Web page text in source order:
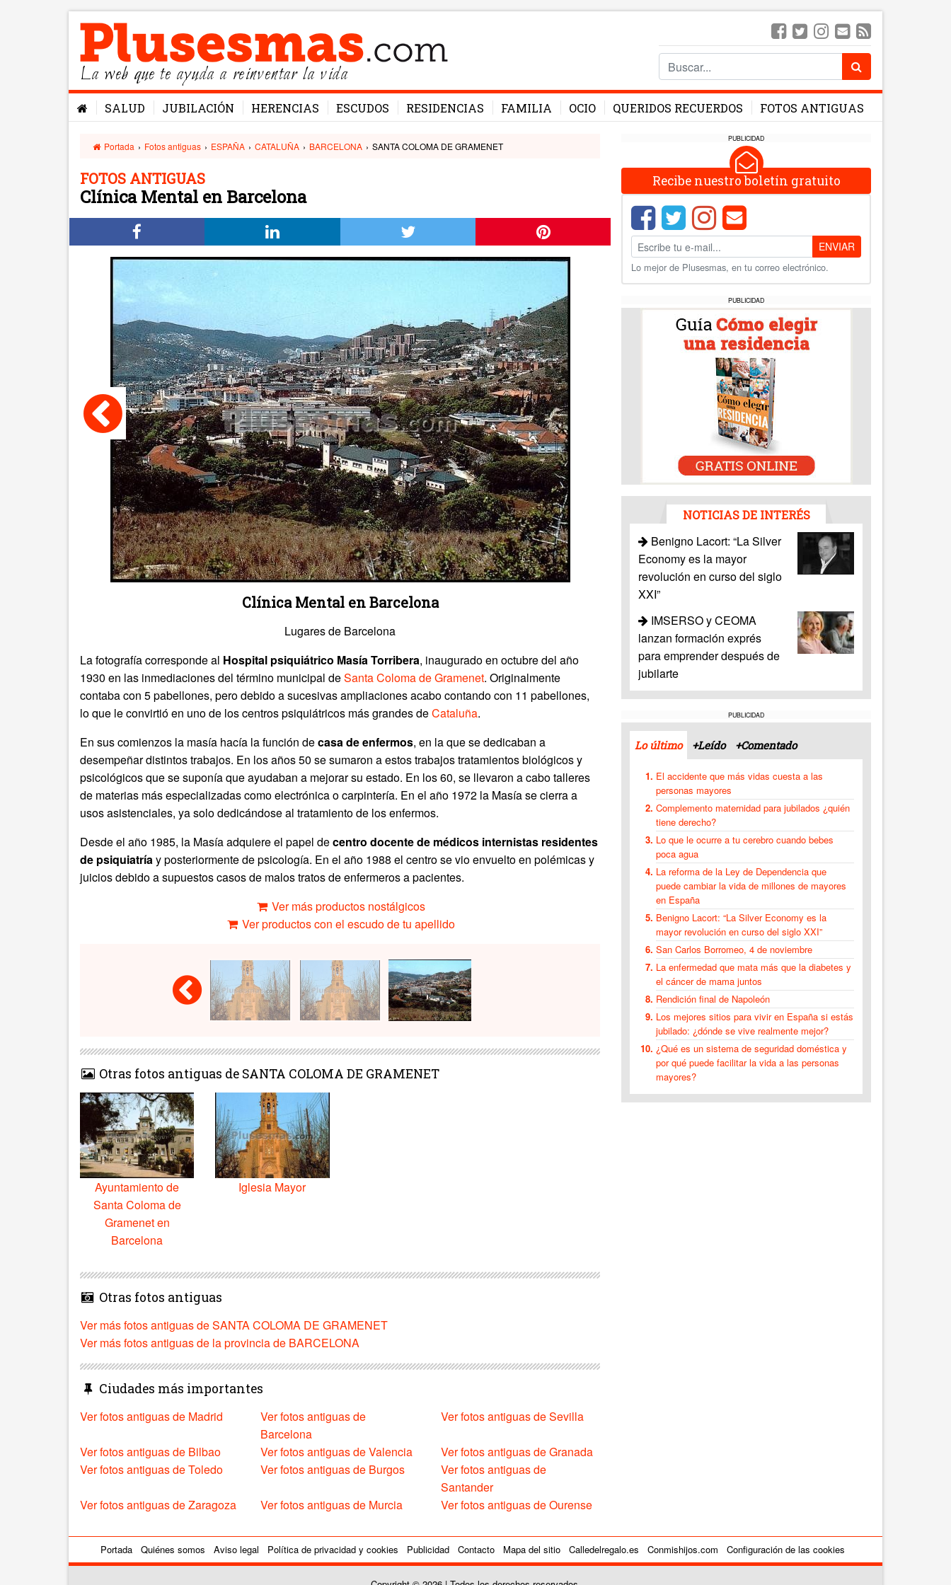
La web que te ayuda a reinventar la vida
SALUD JUBILACIÓN HERENCIAS ESCUDOS RESIDENCIAS FAMILIA OCIO QUERIDOS RECUERDOS FOTOS ANTIGUAS
Portada › Fotos antiguas › ESPAÑA › CATALUÑA › BARCELONA › SANTA COLOMA DE GRAMENET
FOTOS ANTIGUAS
Clínica Mental en Barcelona
Clínica Mental en Barcelona
Lugares de Barcelona
La fotografía corresponde al Hospital psiquiátrico Masía Torribera, inaugurado en octubre del año
1930 en las inmediaciones del término municipal deSanta Coloma de Gramenet. Originalmente
contaba con 5 pabellones, pero debido a sucesivas ampliaciones acabo contando con 11 pabellones,
lo que le convirtió en uno de los centros psiquiátricos más grandes deCataluña.
En sus comienzos la masía hacía la función decasa de enfermos, en la que se dedicaban a
desempeñar distintos trabajos. En los años 50 se sumaron a estos trabajos tratamientos biológicos y
psicológicos que se suponía que ayudaban a mejorar su estado. En los 60, se llevaron a cabo talleres
de materias más especializadas como electrónica o carpintería. En el año 1972 la Masía se cierra a
usos asistenciales, ya solo dedicándose al tratamiento de los enfermos.
Desde el año 1985, la Masía adquiere el papel decentro docente de médicos internistas residentes
de psiquiatríay posteriormente de psicología. En el año 1988 el centro se vio envuelto en polémicas y
juicios debido a supuestos casos de malos tratos de enfermeros a pacientes.
Ver más productos nostálgicos
Ver productos con el escudo de tu apellido
Otras fotos antiguas de SANTA COLOMA DE GRAMENET
Ayuntamiento de
Santa Coloma de
Gramenet en
Barcelona
Iglesia Mayor
Otras fotos antiguas
Ver más fotos antiguas de SANTA COLOMA DE GRAMENET
Ver más fotos antiguas de la provincia de BARCELONA
Ciudades más importantes
Ver fotos antiguas de Madrid
Ver fotos antiguas de
Barcelona
Ver fotos antiguas de Sevilla
Ver fotos antiguas de Bilbao Ver fotos antiguas de Valencia
Ver fotos antiguas de Granada
Ver fotos antiguas de Toledo
Ver fotos antiguas de Burgos
Ver fotos antiguas de
Santander
Ver fotos antiguas de Zaragoza
Ver fotos antiguas de Murcia Ver fotos antiguas de Ourense
PUBLICIDAD
Recibe nuestro boletín gratuito
ENVIAR
Lo mejor de Plusesmas, en tu correo electrónico.
PUBLICIDAD
NOTICIAS DE INTERÉS
Benigno Lacort: “La Silver
Economy es la mayor
revolución en curso del siglo
XXI”
IMSERSO y CEOMA
lanzan formación exprés
para emprender después de
jubilarte
PUBLICIDAD
Lo último +Leído +Comentado
El accidente que más vidas cuesta a las
personas mayores
Complemento maternidad para jubilados ¿quién
tiene derecho?
Lo que le ocurre a tu cerebro cuando bebes
poca agua
La reforma de la Ley de Dependencia que
puede cambiar la vida de millones de mayores
en España
Benigno Lacort: “La Silver Economy es la
mayor revolución en curso del siglo XXI”
San Carlos Borromeo, 4 de noviembre
La enfermedad que mata más que la diabetes y
el cáncer de mama juntos
Rendición final de Napoleón
Los mejores sitios para vivir en España si estás
jubilado: ¿dónde se vive realmente mejor?
¿Qué es un sistema de seguridad doméstica y
por qué puede facilitar la vida a las personas
mayores?
Portada Quiénes somos Aviso legal Política de privacidad y cookies Publicidad Contacto Mapa del sitio Calledelregalo.es Conmishijos.com Configuración de las cookies